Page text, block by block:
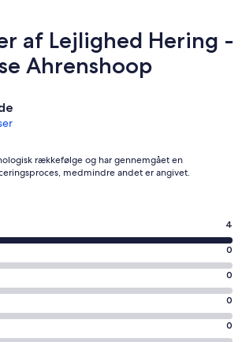
af Lejlighed Hering -
Ahrenshoop
rækkefølge og har gennemgået en
medmindre andet er angivet.
4
0
0
0
0